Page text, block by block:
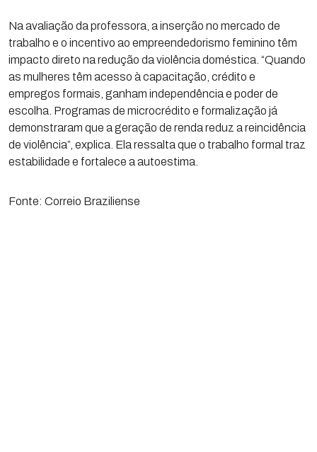
Na avaliação da professora, a inserção no mercado de
trabalho e o incentivo ao empreendedorismo feminino têm
impacto direto na redução da violência doméstica. “Quando
as mulheres têm acesso à capacitação, crédito e
empregos formais, ganham independência e poder de
escolha. Programas de microcrédito e formalização já
demonstraram que a geração de renda reduz a reincidência
de violência”, explica. Ela ressalta que o trabalho formal traz
estabilidade e fortalece a autoestima.
Fonte: Correio Braziliense